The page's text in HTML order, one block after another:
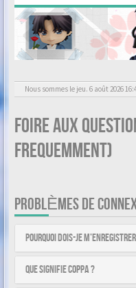
Nous sommes le jeu. 6 août 2026
Foire aux
frequemment)
PROBLÈMES DE
Pourquoi dois-je
Que signifie COPPA ?